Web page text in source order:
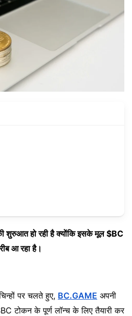
शुरुआत हो रही है क्योंकि इसके मूल $BC
आ रहा है।
पर चलते हुए, BC.GAME अपनी
टोकन के पूर्ण लॉन्च के लिए तैयारी कर